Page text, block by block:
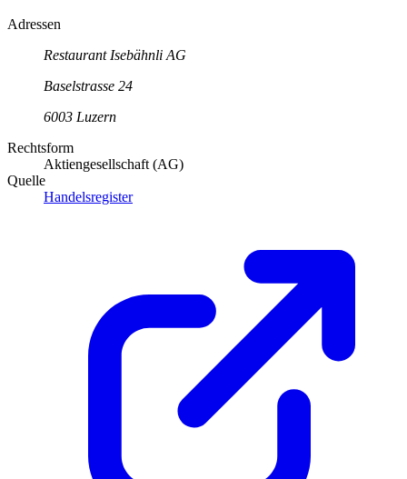
Adressen
Restaurant Isebähnli AG
Baselstrasse 24
6003 Luzern
Rechtsform
Aktiengesellschaft (AG)
Quelle
Handelsregister